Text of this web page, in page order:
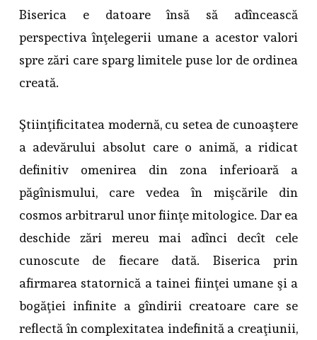
Biserica e datoare însă să adîncească
perspectiva înţelegerii umane a acestor valori
spre zări care sparg limitele puse lor de ordinea
creată.
Ştiinţificitatea modernă, cu setea de cunoaştere
a adevărului absolut care o animă, a ridicat
definitiv omenirea din zona inferioară a
păgînismului, care vedea în mişcările din
cosmos arbitrarul unor fiinţe mitologice. Dar ea
deschide zări mereu mai adînci decît cele
cunoscute de fiecare dată. Biserica prin
afirmarea statornică a tainei fiinţei umane şi a
bogăţiei infinite a gîndirii creatoare care se
reflectă în complexitatea indefinită a creaţiunii,